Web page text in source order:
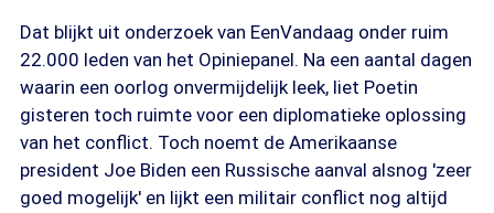
Dat blijkt uit onderzoek van EenVandaag onder ruim
22.000 leden van het Opiniepanel. Na een aantal dagen
waarin een oorlog onvermijdelijk leek, liet Poetin
gisteren toch ruimte voor een diplomatieke oplossing
van het conflict. Toch noemt de Amerikaanse
president Joe Biden een Russische aanval alsnog 'zeer
goed mogelijk' en lijkt een militair conflict nog altijd